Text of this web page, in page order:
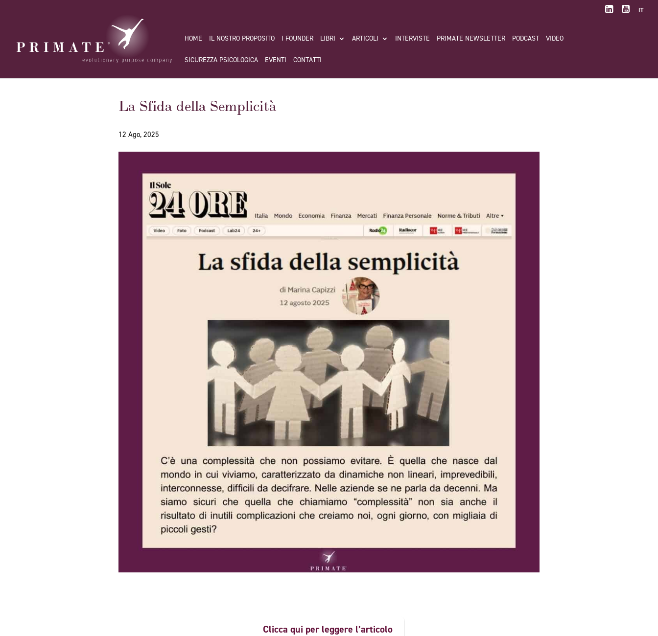
IT
HOME IL NOSTRO PROPOSITO I FOUNDER LIBRI ARTICOLI INTERVISTE PRIMATE NEWSLETTER PODCAST VIDEO
SICUREZZA PSICOLOGICA EVENTI CONTATTI
La Sfida della Semplicità
12 Ago, 2025
Clicca qui per leggere l’articolo